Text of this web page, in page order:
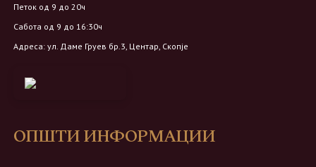
Петок од 9 до 20ч
Сабота од 9 до 16:30ч
Адреса: ул. Даме Груев бр.3, Центар, Скопје
ОПШТИ ИНФОРМАЦИИ